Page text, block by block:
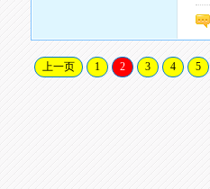
上一页 1 2 3 4 5